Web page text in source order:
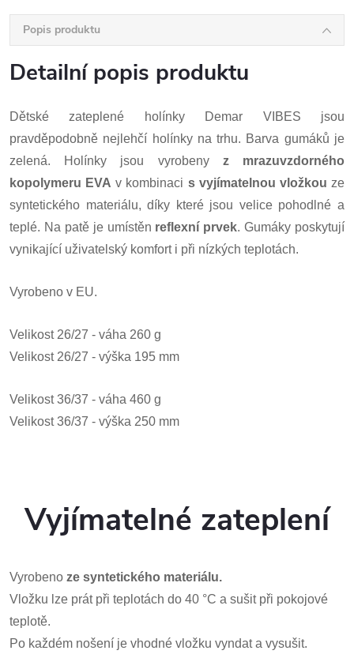
Popis produktu
Detailní popis produktu
Dětské zateplené holínky Demar VIBES jsou
pravděpodobně nejlehčí holínky na trhu. Barva gumáků je
zelená. Holínky jsou vyrobeny z mrazuvzdorného
kopolymeru EVA v kombinaci s vyjímatelnou vložkou ze
syntetického materiálu, díky které jsou velice pohodlné a
teplé. Na patě je umístěn reflexní prvek. Gumáky poskytují
vynikající uživatelský komfort i při nízkých teplotách.
Vyrobeno v EU.
Velikost 26/27 - váha 260 g
Velikost 26/27 - výška 195 mm
Velikost 36/37 - váha 460 g
Velikost 36/37 - výška 250 mm
Vyjímatelné zateplení
Vyrobeno ze syntetického materiálu.
Vložku lze prát při teplotách do 40 °C a sušit při pokojové
teplotě.
Po každém nošení je vhodné vložku vyndat a vysušit.